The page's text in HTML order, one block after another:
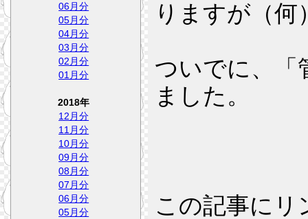
りますが（何
ついでに、「
ました。
この記事にリ
06月分
05月分
04月分
03月分
02月分
01月分
2018年
12月分
11月分
10月分
09月分
08月分
07月分
06月分
05月分